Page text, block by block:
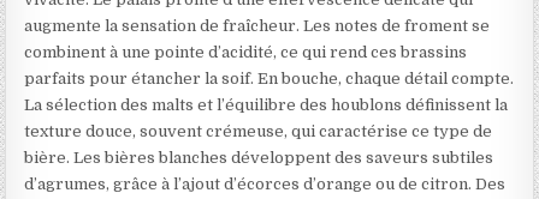
augmente la sensation de fraîcheur. Les notes de froment se
combinent à une pointe d’acidité, ce qui rend ces brassins
parfaits pour étancher la soif. En bouche, chaque détail compte.
La sélection des malts et l’équilibre des houblons définissent la
texture douce, souvent crémeuse, qui caractérise ce type de
bière. Les bières blanches développent des saveurs subtiles
d’agrumes, grâce à l’ajout d’écorces d’orange ou de citron. Des